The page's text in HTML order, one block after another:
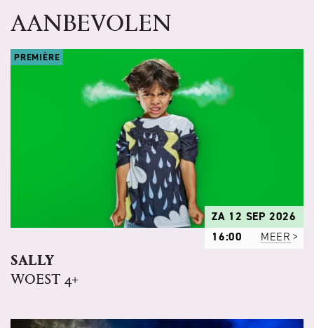
AANBEVOLEN
PREMIÈRE
ZA 12 SEP 2026
16:00
MEER
SALLY
WOEST 4+